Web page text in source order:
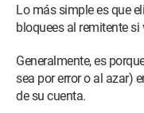
Lo más simple es que
bloquees al remitente
Generalmente, es
sea por error o al azar)
de su cuenta.